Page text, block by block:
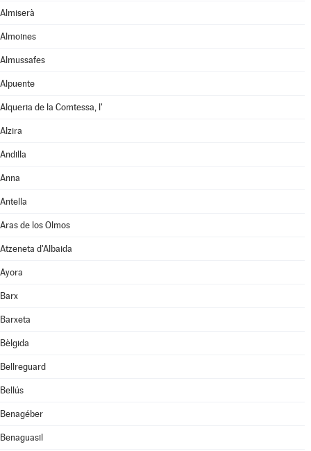
Almiserà
Almoines
Almussafes
Alpuente
Alqueria de la Comtessa, l'
Alzira
Andilla
Anna
Antella
Aras de los Olmos
Atzeneta d'Albaida
Ayora
Barx
Barxeta
Bèlgida
Bellreguard
Bellús
Benagéber
Benaguasil